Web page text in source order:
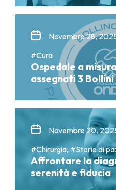
Novembre 28,
#Cura
Ospedale a
assegnati 3 Bollini
Novembre 20,
#Chirurgia, #Storie di
Affrontare la
serenità e fiducia